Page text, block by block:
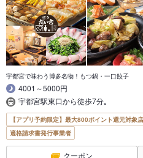
宇都宮で味わう博多名物！もつ鍋・一口餃子
4001～5000円
宇都宮駅東口から徒歩7分｡
【アプリ予約限定】最大800ポイント還元対象店
適格請求書発行事業者
クーポン